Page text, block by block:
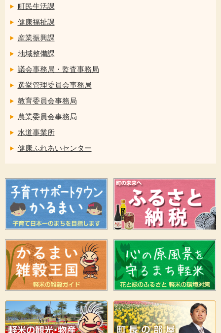
町民生活課
健康福祉課
産業振興課
地域整備課
議会事務局・監査事務局
選挙管理委員会事務局
教育委員会事務局
農業委員会事務局
水道事業所
健康ふれあいセンター